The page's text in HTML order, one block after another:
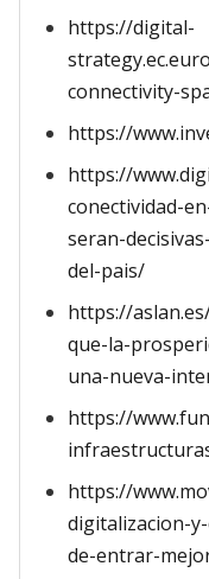
https://digital-
connectivity-
https://
https://
conectividad-
seran-
del-pais/
https://
que-la-
una-nueva-
https://
https://
digitalizacion-
de-entrar-